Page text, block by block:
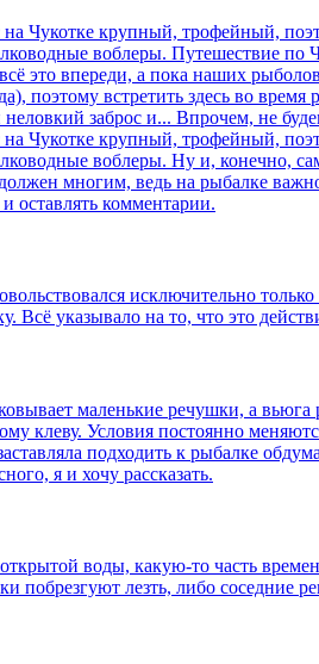
Чукотке крупный, трофейный,
воблеры. Путешествие по
это впереди, а пока наших
поэтому встретить здесь во
заброс и... Впрочем, не
Чукотке крупный, трофейный,
воблеры. Ну и, конечно,
многим, ведь на рыбалке
оставлять комментарии.
исключительно
Всё указывало на то, что это
маленькие речушки, а
клеву. Условия постоянно
подходить к рыбалке
я и хочу рассказать.
воды, какую-то часть
лезть, либо соседние